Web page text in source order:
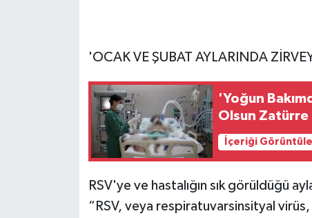
'OCAK VE ŞUBAT AYLARINDA
'Yoğun
Olsun Zatürre
İçeriği Görüntüle
RSV'ye ve hastalığın sık görüldüğü
“RSV, veya respiratuvarsinsityal